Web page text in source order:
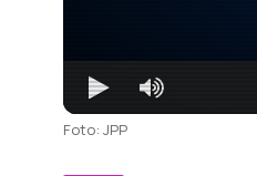
Foto: JPP